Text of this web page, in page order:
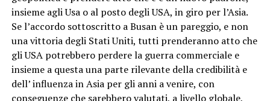
insieme agli Usa o al posto degli USA, in giro per l’Asia.
Se l’accordo sottoscritto a Busan è un pareggio, e non
una vittoria degli Stati Uniti, tutti prenderanno atto che
gli USA potrebbero perdere la guerra commerciale e
insieme a questa una parte rilevante della credibilità e
dell’ influenza in Asia per gli anni a venire, con
conseguenze che sarebbero valutati, a livello globale,